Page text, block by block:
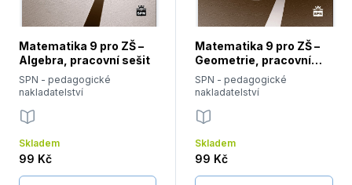
Matematika 9 pro ZŠ –
Algebra, pracovní sešit
SPN - pedagogické
nakladatelství
Skladem
99 Kč
Matematika 9 pro ZŠ –
Geometrie, pracovní
sešit
SPN - pedagogické
nakladatelství
Skladem
99 Kč